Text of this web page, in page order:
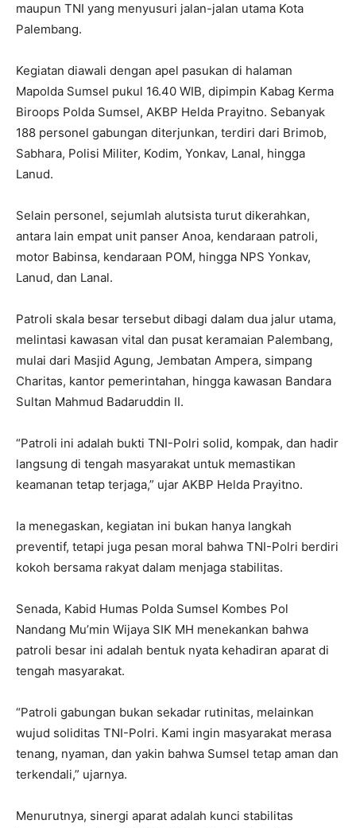
maupun TNI yang menyusuri jalan-jalan utama Kota
Palembang.
Kegiatan diawali dengan apel pasukan di halaman
Mapolda Sumsel pukul 16.40 WIB, dipimpin Kabag Kerma
Biroops Polda Sumsel, AKBP Helda Prayitno. Sebanyak
188 personel gabungan diterjunkan, terdiri dari Brimob,
Sabhara, Polisi Militer, Kodim, Yonkav, Lanal, hingga
Lanud.
Selain personel, sejumlah alutsista turut dikerahkan,
antara lain empat unit panser Anoa, kendaraan patroli,
motor Babinsa, kendaraan POM, hingga NPS Yonkav,
Lanud, dan Lanal.
Patroli skala besar tersebut dibagi dalam dua jalur utama,
melintasi kawasan vital dan pusat keramaian Palembang,
mulai dari Masjid Agung, Jembatan Ampera, simpang
Charitas, kantor pemerintahan, hingga kawasan Bandara
Sultan Mahmud Badaruddin II.
“Patroli ini adalah bukti TNI-Polri solid, kompak, dan hadir
langsung di tengah masyarakat untuk memastikan
keamanan tetap terjaga,” ujar AKBP Helda Prayitno.
Ia menegaskan, kegiatan ini bukan hanya langkah
preventif, tetapi juga pesan moral bahwa TNI-Polri berdiri
kokoh bersama rakyat dalam menjaga stabilitas.
Senada, Kabid Humas Polda Sumsel Kombes Pol
Nandang Mu’min Wijaya SIK MH menekankan bahwa
patroli besar ini adalah bentuk nyata kehadiran aparat di
tengah masyarakat.
“Patroli gabungan bukan sekadar rutinitas, melainkan
wujud soliditas TNI-Polri. Kami ingin masyarakat merasa
tenang, nyaman, dan yakin bahwa Sumsel tetap aman dan
terkendali,” ujarnya.
Menurutnya, sinergi aparat adalah kunci stabilitas